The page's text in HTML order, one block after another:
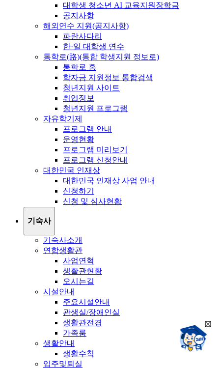
대학생 청소년 AI 교육지원장학금
공지사항
해외연수 지원(공지사항)
파란사다리
한·일 대학생 연수
통학로(路)(통합 학생지원 정보로)
통학로 홈
학자금 지원정보 통합검색
청년지원 사이트
취업정보
청년지원 프로그램
자유학기제
프로그램 안내
운영현황
프로그램 미리보기
프로그램 신청안내
대한민국 인재상
대한민국 인재상 사업 안내
신청하기
신청 및 심사현황
기숙사
기숙사소개
연합생활관
사업연혁
생활관현황
오시는길
시설안내
주요시설안내
관생실/장애인실
생활관전경
가족룸
생활안내
생활수칙
입주및퇴실
챗봇상담:
24시
채팅상담:
9시~18시
희